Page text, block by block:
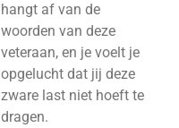
hangt af van de
woorden van deze
veteraan, en je voelt je
opgelucht dat jij deze
zware last niet hoeft te
dragen.